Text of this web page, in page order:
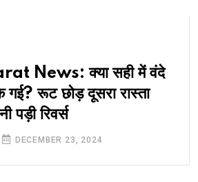
News: क्या सही में वंदे
रूट छोड़ दूसरा रास्ता
पड़ी रिवर्स
DECEMBER 23, 2024